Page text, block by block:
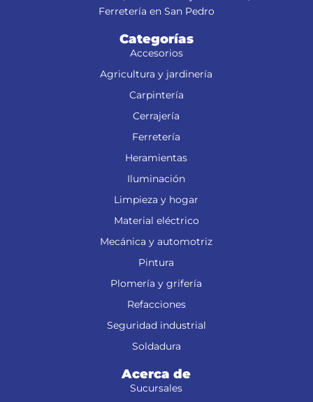
Ferretería en San Pedro
Categorías
Accesorios
Agricultura y jardinería
Carpintería
Cerrajería
Ferretería
Heramientas
Iluminación
Limpieza y hogar
Material eléctrico
Mecánica y automotriz
Pintura
Plomería y grifería
Refacciones
Seguridad industrial
Soldadura
Acerca de
Sucursales